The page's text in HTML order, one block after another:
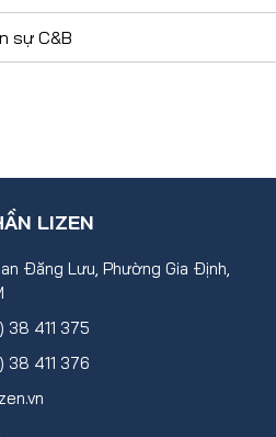
sự C&B
LIZEN
Đăng Lưu, Phường Gia Định,
38 411 375
38 411 376